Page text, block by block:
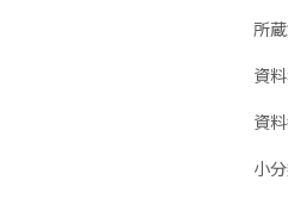
所
資
資
小